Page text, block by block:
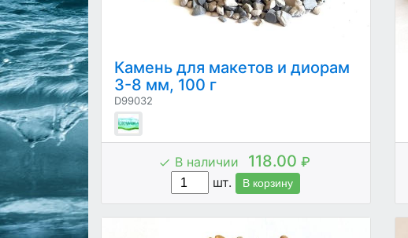
Камень для макетов и диорам
3-8 мм, 100 г
D99032
В наличии 118.00₽
шт.
В корзину